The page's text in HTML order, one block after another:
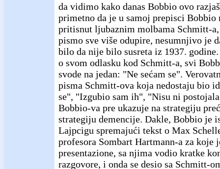
da vidimo kako danas Bobbio ovo
primetno da je u samoj prepisci Bobbio
pritisnut ljubaznim molbama Schmitt-
pismo sve više odupire, nesumnjivo je
bilo da nije bilo susreta iz 1937.
o svom odlasku kod Schmitt-a, svi
svode na jedan: "Ne sećam se".
pisma Schmitt-ova koja nedostaju bio
se", "Izgubio sam ih", "Nisu ni
Bobbio-va pre ukazuje na strategiju
strategiju demencije. Dakle, Bobbio je
Lajpcigu spremajući tekst o Max
profesora Sombart Hartmann-a za koje
presentazione, sa njima vodio kratke
razgovore, i onda se desio sa Schmitt-